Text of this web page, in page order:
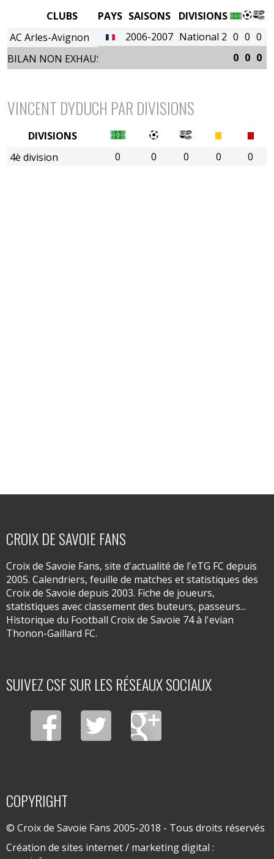
PAYS SAISONS
DIVISIONS
2006-2007 National 2 0 0 0
0 0 0
CLUBS
AC Arles-Avignon
BILAN NON EXHAUSTIF
VINCENT DYDUCH PAR DIVISIONS
0 0 0 0 0
DIVISIONS
4è division
CROIX DE SAVOIE FANS
Croix de Savoie Fans, site d'actualité de l'eTG FC depuis
2005. Calendriers, feuille de matches et statistiques des
Croix de Savoie depuis 2003. Fiche de joueurs,
statistiques avec classement des buteurs, passeurs...
Historique du Football Croix de Savoie 74 à l'evian
Thonon-Gaillard FC.
SUIVEZ CSF SUR LES RÉSEAUX SOCIAUX
COPYRIGHT
© Croix de Savoie Fans 2005-2018 - Tous droits réservés
Création de sites internet / marketing digital :